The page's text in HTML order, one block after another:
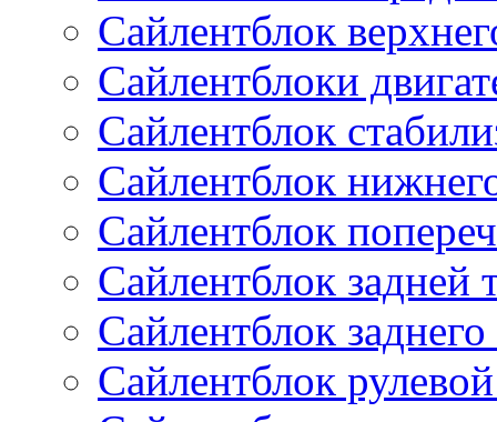
Сайлентблок
Сайлентблоки
Сайлентблок
Сайлентблок
Сайлентблок
Сайлентблок задней
Сайлентблок
Сайлентблок